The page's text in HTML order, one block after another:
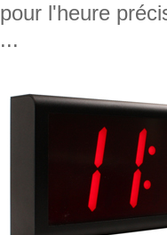
pour l'heure
...